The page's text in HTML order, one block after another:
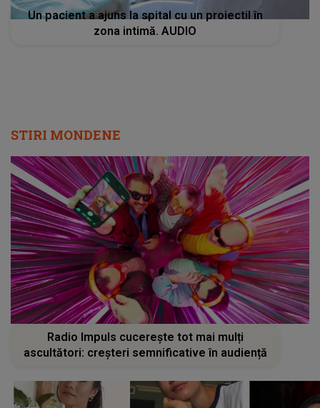
Un pacient a ajuns la spital cu un proiectil în
zona intimă. AUDIO
STIRI MONDENE
Radio Impuls cucerește tot mai mulți
ascultători: creșteri semnificative în audiență